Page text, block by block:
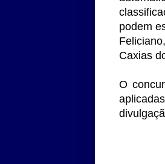
podem
Caxias
O